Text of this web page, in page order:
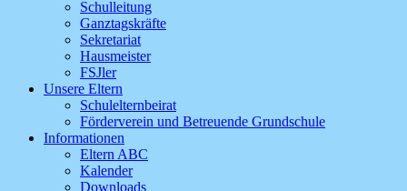
Schulleitung
Ganztagskräfte
Sekretariat
Hausmeister
FSJler
Unsere Eltern
Schulelternbeirat
Förderverein und Betreuende Grundschule
Informationen
Eltern ABC
Kalender
Downloads